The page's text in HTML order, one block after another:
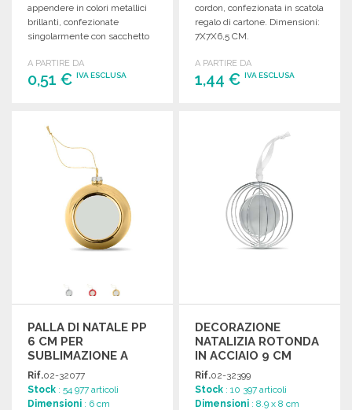
appendere in colori metallici
brillanti, confezionate
singolarmente con sacchetto
A PARTIRE DA
0,51 € IVA ESCLUSA
Richiedi un preventivo
cordon, confezionata in scatola
regalo di cartone. Dimensioni:
7X7X6,5 CM.
A PARTIRE DA
1,44 €IVA ESCLUSA
Richiedi un preventivo
PALLA DI NATALE PP
6 CM PER
SUBLIMAZIONE A
PREZZI
ALL'INGROSSO
Rif.02-32077
Stock : 54 977 articoli
Dimensioni : 6 cm
DECORAZIONE
NATALIZIA ROTONDA
IN ACCIAIO 9 CM
Rif.02-32399
Stock : 10 397 articoli
Dimensioni : 8.9 x 8 cm